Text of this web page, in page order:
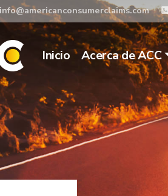
Inicio Acerca de ACC